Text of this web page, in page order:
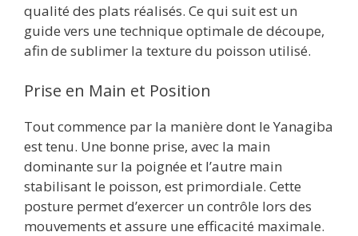
qualité des plats réalisés. Ce qui suit est un
guide vers une technique optimale de découpe,
afin de sublimer la texture du poisson utilisé.
Prise en Main et Position
Tout commence par la manière dont le Yanagiba
est tenu. Une bonne prise, avec la main
dominante sur la poignée et l’autre main
stabilisant le poisson, est primordiale. Cette
posture permet d’exercer un contrôle lors des
mouvements et assure une efficacité maximale.